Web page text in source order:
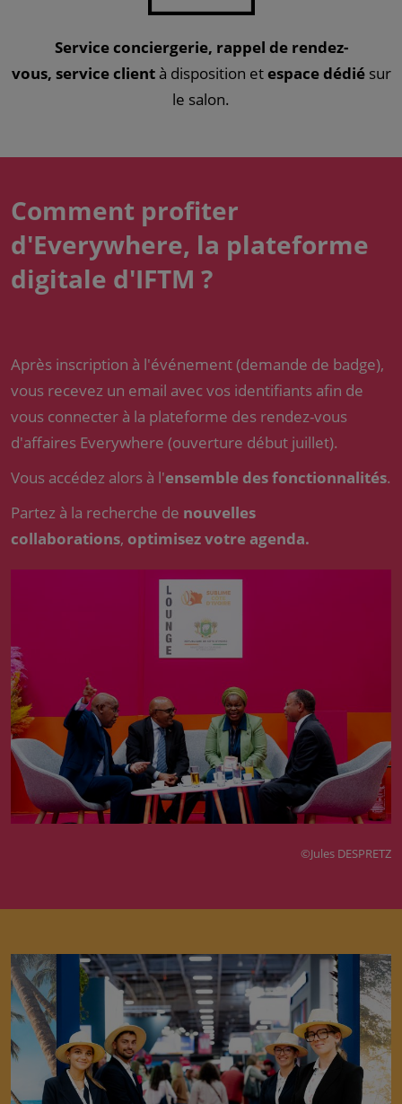
Service conciergerie, rappel de rendez-
vous, service client à disposition etespace dédiésur
le salon.
Comment profiter
d'Everywhere, la plateforme
digitale d'IFTM ?
Après inscription à l'événement (demande de badge),
vous recevez un email avec vos identifiants afin de
vous connecter à la plateforme des rendez-vous
d'affaires Everywhere (ouverture début juillet).
Vous accédez alors à l'ensemble des fonctionnalités.
Partez à la recherche de nouvelles
collaborations, optimisez votre agenda.
©Jules DESPRETZ